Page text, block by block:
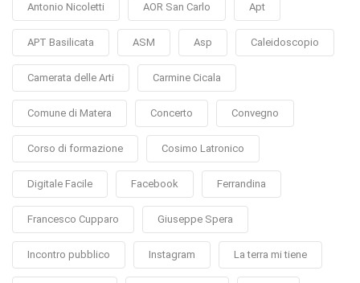
Antonio Nicoletti AOR San Carlo Apt
APT Basilicata ASM Asp Caleidoscopio
Camerata delle Arti Carmine Cicala
Comune di Matera Concerto Convegno
Corso di formazione Cosimo Latronico
Digitale Facile Facebook Ferrandina
Francesco Cupparo Giuseppe Spera
Incontro pubblico Instagram La terra mi tiene